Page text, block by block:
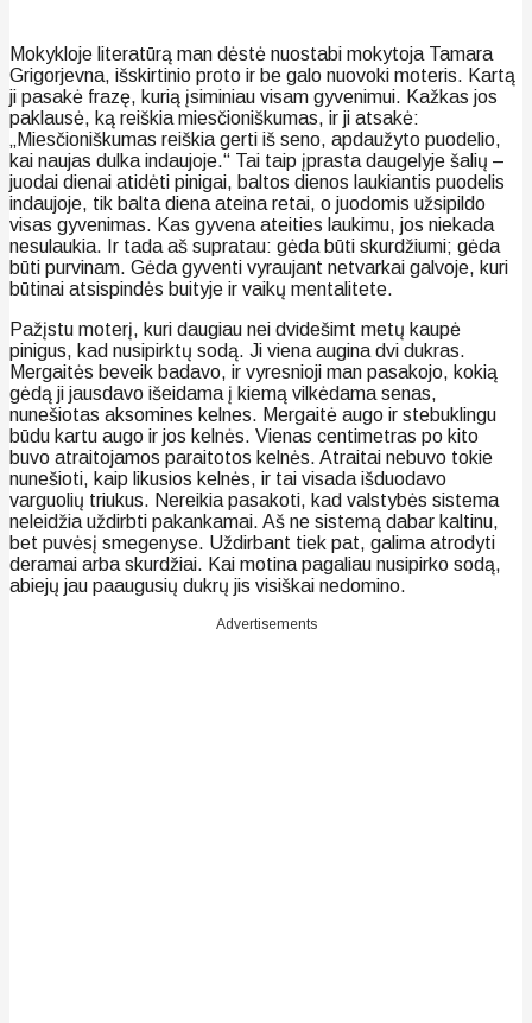
Mokykloje literatūrą man dėstė nuostabi mokytoja Tamara
Grigorjevna, išskirtinio proto ir be galo nuovoki moteris. Kartą
ji pasakė frazę, kurią įsiminiau visam gyvenimui. Kažkas jos
paklausė, ką reiškia miesčioniškumas, ir ji atsakė:
„Miesčioniškumas reiškia gerti iš seno, apdaužyto puodelio,
kai naujas dulka indaujoje.“ Tai taip įprasta daugelyje šalių –
juodai dienai atidėti pinigai, baltos dienos laukiantis puodelis
indaujoje, tik balta diena ateina retai, o juodomis užsipildo
visas gyvenimas. Kas gyvena ateities laukimu, jos niekada
nesulaukia. Ir tada aš supratau: gėda būti skurdžiumi; gėda
būti purvinam. Gėda gyventi vyraujant netvarkai galvoje, kuri
būtinai atsispindės buityje ir vaikų mentalitete.
Pažįstu moterį, kuri daugiau nei dvidešimt metų kaupė
pinigus, kad nusipirktų sodą. Ji viena augina dvi dukras.
Mergaitės beveik badavo, ir vyresnioji man pasakojo, kokią
gėdą ji jausdavo išeidama į kiemą vilkėdama senas,
nunešiotas aksomines kelnes. Mergaitė augo ir stebuklingu
būdu kartu augo ir jos kelnės. Vienas centimetras po kito
buvo atraitojamos paraitotos kelnės. Atraitai nebuvo tokie
nunešioti, kaip likusios kelnės, ir tai visada išduodavo
varguolių triukus. Nereikia pasakoti, kad valstybės sistema
neleidžia uždirbti pakankamai. Aš ne sistemą dabar kaltinu,
bet puvėsį smegenyse. Uždirbant tiek pat, galima atrodyti
deramai arba skurdžiai. Kai motina pagaliau nusipirko sodą,
abiejų jau paaugusių dukrų jis visiškai nedomino.
Advertisements